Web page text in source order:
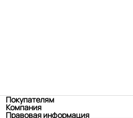
Покупателям
Компания
Правовая информация